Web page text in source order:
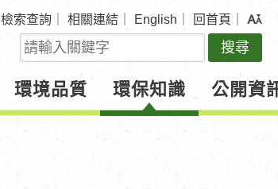
檢索查詢 相關連結 English 回首頁
關
鍵
字
查
詢
環境品質 環保知識 公開資